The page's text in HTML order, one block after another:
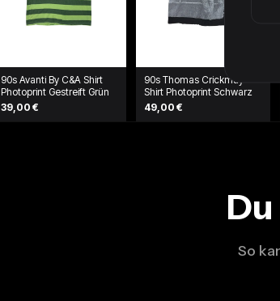
90s Avanti By C&A Shirt
Photoprint Gestreift Grün
39,00 €
90s Thomas Crickmay
Shirt Photoprint Schwarz
49,00 €
So